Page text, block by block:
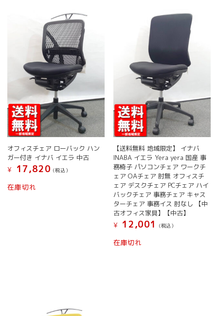
オフィスチェア ローバック ハン
ガー付き イナバ イエラ 中古
¥
17,820 (税込）
在庫切れ
【送料無料 地域限定】 イナバ
INABA イエラ Yera yera 国産 事
務椅子 パソコンチェア ワークチ
ェア OAチェア 肘無 オフィスチ
ェア デスクチェア PCチェア ハイ
バックチェア 事務チェア キャス
ターチェア 事務イス 肘なし 【中
古オフィス家具】【中古】
¥
12,001 (税込）
在庫切れ